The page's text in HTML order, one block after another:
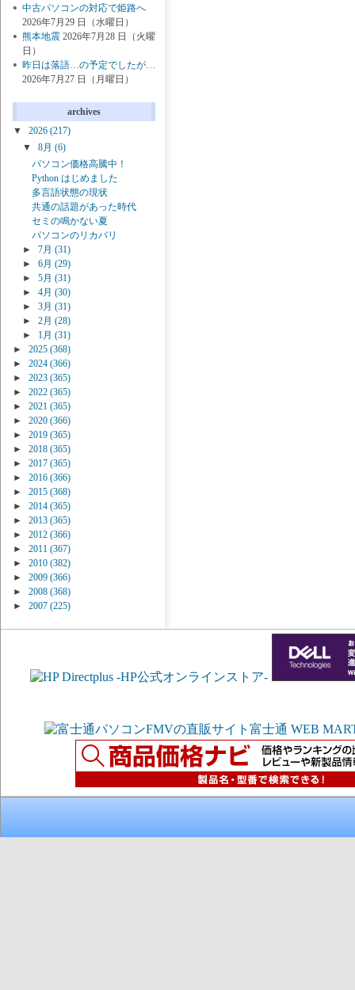
中古パソコンの対応で姫路へ
2026年7月29 日（水曜日）
熊本地震 2026年7月28 日（火曜
日）
昨日は落語…の予定でしたが…
2026年7月27 日（月曜日）
archives
▼
2026 (217)
▼
8月 (6)
パソコン価格高騰中！
Python はじめました
多言語状態の現状
共通の話題があった時代
セミの鳴かない夏
パソコンのリカバリ
►
7月 (31)
►
6月 (29)
►
5月 (31)
►
4月 (30)
►
3月 (31)
►
2月 (28)
►
1月 (31)
►
2025 (368)
►
2024 (366)
►
2023 (365)
►
2022 (365)
►
2021 (365)
►
2020 (366)
►
2019 (365)
►
2018 (365)
►
2017 (365)
►
2016 (366)
►
2015 (368)
►
2014 (365)
►
2013 (365)
►
2012 (366)
►
2011 (367)
►
2010 (382)
►
2009 (366)
►
2008 (368)
►
2007 (225)